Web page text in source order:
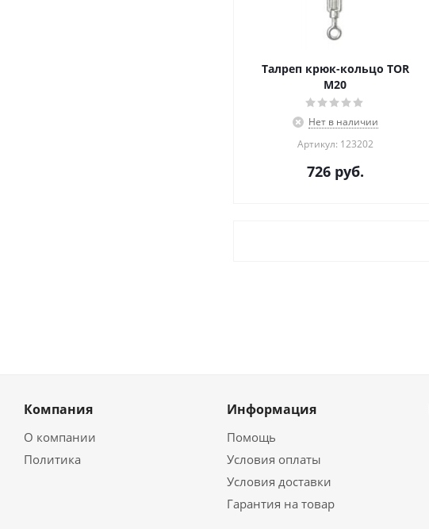
Талреп крюк-кольцо TOR
М20
Нет в наличии
Артикул: 123202
726руб.
Компания
О компании
Политика
Информация
Помощь
Условия оплаты
Условия доставки
Гарантия на товар